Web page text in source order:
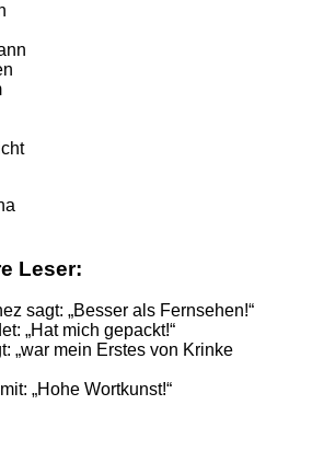
Leser:
sagt: „Besser als Fernsehen!“
„Hat mich gepackt!“
„war mein Erstes von Krinke
„Hohe Wortkunst!“